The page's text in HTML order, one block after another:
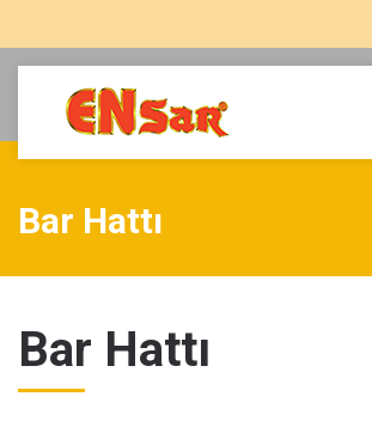
Bar Hattı
Bar Hattı